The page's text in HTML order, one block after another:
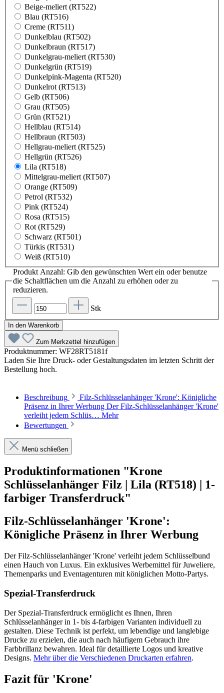
Beige-meliert (RT522)
Blau (RT516)
Creme (RT511)
Dunkelblau (RT502)
Dunkelbraun (RT517)
Dunkelgrau-meliert (RT530)
Dunkelgrün (RT519)
Dunkelpink-Magenta (RT520)
Dunkelrot (RT513)
Gelb (RT506)
Grau (RT505)
Grün (RT521)
Hellblau (RT514)
Hellbraun (RT503)
Hellgrau-meliert (RT525)
Hellgrün (RT526)
Lila (RT518)
Mittelgrau-meliert (RT507)
Orange (RT509)
Petrol (RT532)
Pink (RT524)
Rosa (RT515)
Rot (RT529)
Schwarz (RT501)
Türkis (RT531)
Weiß (RT510)
Produkt Anzahl: Gib den gewünschten Wert ein oder benutze
die Schaltflächen um die Anzahl zu erhöhen oder zu
reduzieren.
Stk
In den Warenkorb
Zum Merkzettel hinzufügen
Produktnummer: WF28RT5181f
Laden Sie Ihre Druck- oder Gestaltungsdaten im letzten Schritt der
Bestellung hoch.
Beschreibung
Filz-Schlüsselanhänger 'Krone': Königliche
Präsenz in Ihrer Werbung Der Filz-Schlüsselanhänger 'Krone'
verleiht jedem Schlüs… Mehr
Bewertungen
Menü schließen
Produktinformationen "Krone
Schlüsselanhänger Filz | Lila (RT518) | 1-
farbiger Transferdruck"
Filz-Schlüsselanhänger 'Krone':
Königliche Präsenz in Ihrer Werbung
Der Filz-Schlüsselanhänger 'Krone' verleiht jedem Schlüsselbund
einen Hauch von Luxus. Ein exklusives Werbemittel für Juweliere,
Themenparks und Eventagenturen mit königlichen Motto-Partys.
Spezial-Transferdruck
Der Spezial-Transferdruck ermöglicht es Ihnen, Ihren
Schlüsselanhänger in 1- bis 4-farbigen Varianten individuell zu
gestalten. Diese Technik ist perfekt, um lebendige und langlebige
Drucke zu erzielen, die auch nach häufigem Gebrauch ihre
Farbbrillanz bewahren. Ideal für detaillierte Logos und kreative
Designs. Mehr über die Verschiedenen Druckarten erfahren.
Fazit für 'Krone'